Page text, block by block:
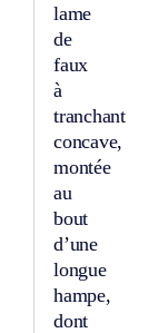
lame
de
faux
à
tranchant
concave,
montée
au
bout
d’une
longue
hampe,
dont